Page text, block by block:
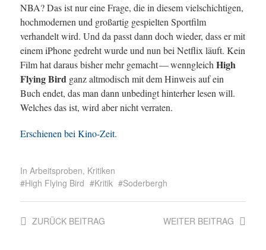
NBA? Das ist nur eine Frage, die in diesem vielschichtigen,
hochmodernen und großartig gespielten Sportfilm
verhandelt wird. Und da passt dann doch wieder, dass er mit
einem iPhone gedreht wurde und nun bei Netflix läuft. Kein
Film hat daraus bisher mehr gemacht — wenngleichHigh
Flying Bird ganz altmodisch mit dem Hinweis auf ein
Buch endet, das man dann unbedingt hinterher lesen will.
Welches das ist, wird aber nicht verraten.
Erschienen bei Kino-Zeit.
In Arbeitsproben, Kritiken
High Flying Bird
Kritik Soderbergh
WEITER BEITRAG
ZURÜCKBEITRAG